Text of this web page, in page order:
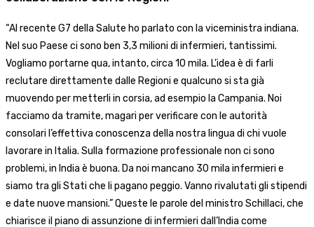
“Al recente G7 della Salute ho parlato con la viceministra indiana.
Nel suo Paese ci sono ben 3,3 milioni di infermieri, tantissimi.
Vogliamo portarne qua, intanto, circa 10 mila. L’idea è di farli
reclutare direttamente dalle Regioni e qualcuno si sta già
muovendo per metterli in corsia, ad esempio la Campania. Noi
facciamo da tramite, magari per verificare con le autorità
consolari l’effettiva conoscenza della nostra lingua di chi vuole
lavorare in Italia. Sulla formazione professionale non ci sono
problemi, in India è buona. Da noi mancano 30 mila infermieri e
siamo tra gli Stati che li pagano peggio. Vanno rivalutati gli stipendi
e date nuove mansioni.” Queste le parole del ministro Schillaci, che
chiarisce il piano di assunzione di infermieri dall’India come